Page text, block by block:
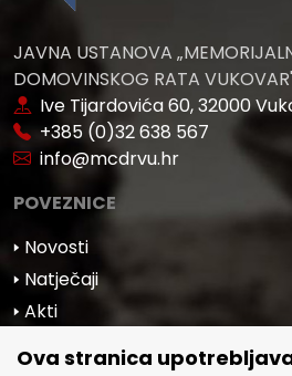
Ova stranica
JAVNA USTANOVA
DOMOVINSKOG RATA
Ive Tijardovića 60, 32000
+385 (0)32 638 567
info@mcdrvu.hr
POVEZNICE
🢒 Novosti
🢒 Natječaji
🢒 Akti
🢒 Javna nabava